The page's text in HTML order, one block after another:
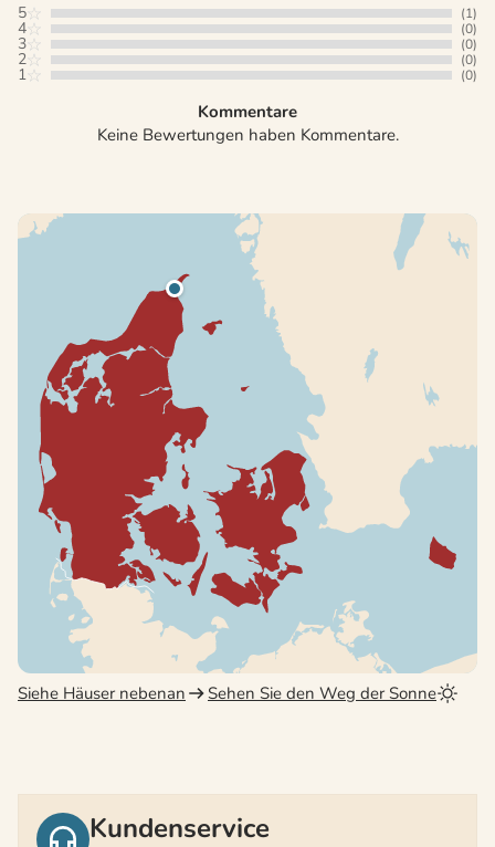
5 (1)
4 (0)
3 (0)
2 (0)
1 (0)
Kommentare
Keine Bewertungen haben Kommentare.
Siehe Häuser nebenan Sehen Sie den Weg der Sonne
Kundenservice